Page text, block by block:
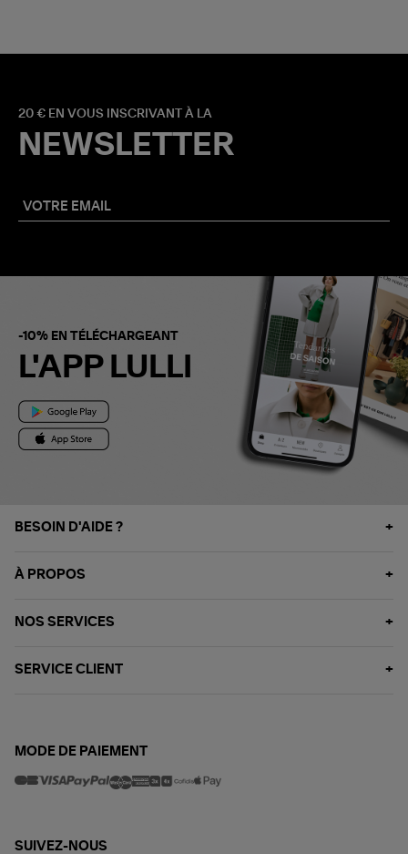
20 € EN VOUS INSCRIVANT À LA
NEWSLETTER
-10% EN TÉLÉCHARGEANT
L'APP LULLI
BESOIN D'AIDE ?
À PROPOS
NOS SERVICES
SERVICE CLIENT
MODE DE PAIEMENT
SUIVEZ-NOUS